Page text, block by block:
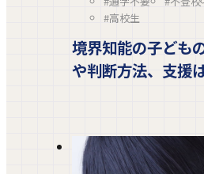
#高校生
境界知能の子ども
や判断方法、支援